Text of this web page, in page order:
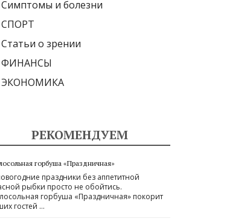
Симптомы и болезни
СПОРТ
Статьи о зрении
ФИНАНСЫ
ЭКОНОМИКА
РЕКОМЕНДУЕМ
горбуша «Праздничная»
праздники без аппетитной
рыбки просто не обойтись.
горбуша «Праздничная» покорит
гостей …